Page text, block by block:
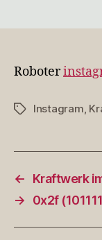
Roboter
Schlagwörter
Instagram
←
Kraftwerk
→
0x2f